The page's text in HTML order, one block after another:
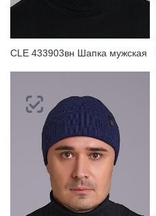
CLE 433903вн Шапка мужская